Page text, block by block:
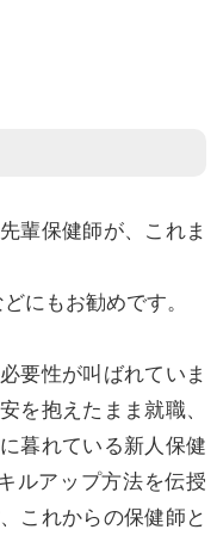
輩保健師が、これま
にもお勧めです。
要性が叫ばれていま
を抱えたまま就職、
暮れている新人保健
ルアップ方法を伝授
これからの保健師と